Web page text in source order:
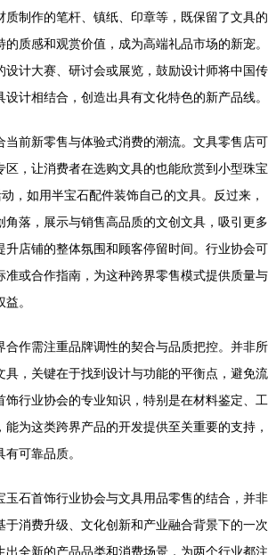
质制作的笔杆、镇纸、印章等，既保留了文具的
质感和观赏价值，成为高端礼品市场的新宠。
设计大赛、研讨会或展览，鼓励设计师将中国传
计相结合，创造出具有文化特色的新产品线。
当前新零售与体验式消费的潮流。文具零售店可
区，让消费者在选购文具的也能欣赏到小型珠宝
，如用半宝石配件装饰自己的文具。反过来，
角落，展示与销售高品质的文创文具，吸引更多
升店铺的整体氛围和顾客停留时间。行业协会可
准或合作指南，为这种跨界零售模式提供质量与
。
合作需注重品牌调性的契合与品质把控。并非所
具，关键在于找到设计与功能的平衡点，避免流
饰行业协会的专业知识，特别是在材料鉴定、工
为这类跨界产品的开发提供至关重要的支持，
可靠品质。
玉石首饰行业协会与文具用品零售的结合，并非
于消费升级、文化创新和产业融合背景下的一次
出全新的产品品类和消费场景，为两个行业都注